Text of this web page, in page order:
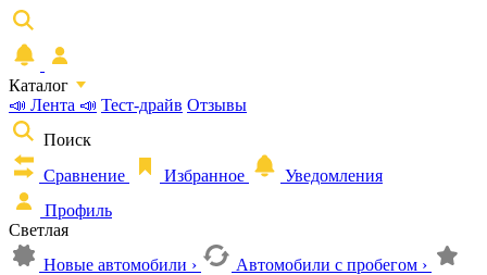
Каталог
📣 Лента 📣 Тест-драйв Отзывы
Поиск
Сравнение
Избранное
Уведомления
Профиль
Светлая
Новые автомобили › Автомобили с пробегом ›